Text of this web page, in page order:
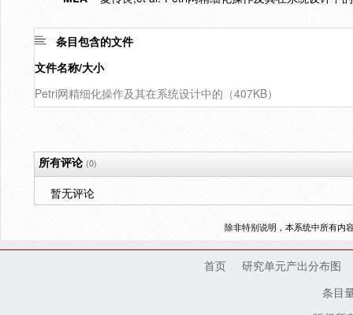
条目包含的文件
文件名称/大小
Petri网精细化操作及其在系统设计中的（407KB）
所有评论(0)
暂无评论
除非特别说明，本系统中所有内
首页
研究单元产出分布图
条目